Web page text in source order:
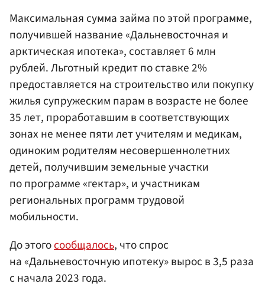
Максимальная сумма займа по этой программе,
получившей название «Дальневосточная и
арктическая ипотека», составляет 6 млн
рублей. Льготный кредит по ставке 2%
предоставляется на строительство или покупку
жилья супружеским парам в возрасте не более
35 лет, проработавшим в соответствующих
зонах не менее пяти лет учителям и медикам,
одиноким родителям несовершеннолетних
детей, получившим земельные участки
по программе «гектар», и участникам
региональных программ трудовой
мобильности.
До этогосообщалось, что спрос
на «Дальневосточную ипотеку» вырос в 3,5 раза
с начала 2023 года.